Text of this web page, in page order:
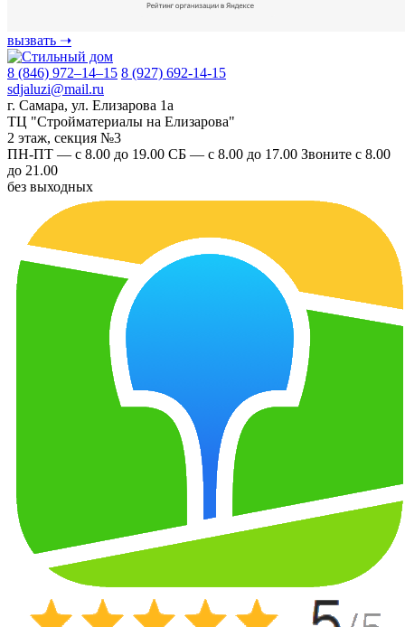
вызвать ➝
8 (846) 972–14–15 8 (927) 692-14-15
sdjaluzi@mail.ru
г. Самара, ул. Елизарова 1а
ТЦ "Стройматериалы на Елизарова"
2 этаж, секция №3
ПН-ПТ — с 8.00 до 19.00 СБ — с 8.00 до 17.00 Звоните с 8.00
до 21.00
без выходных